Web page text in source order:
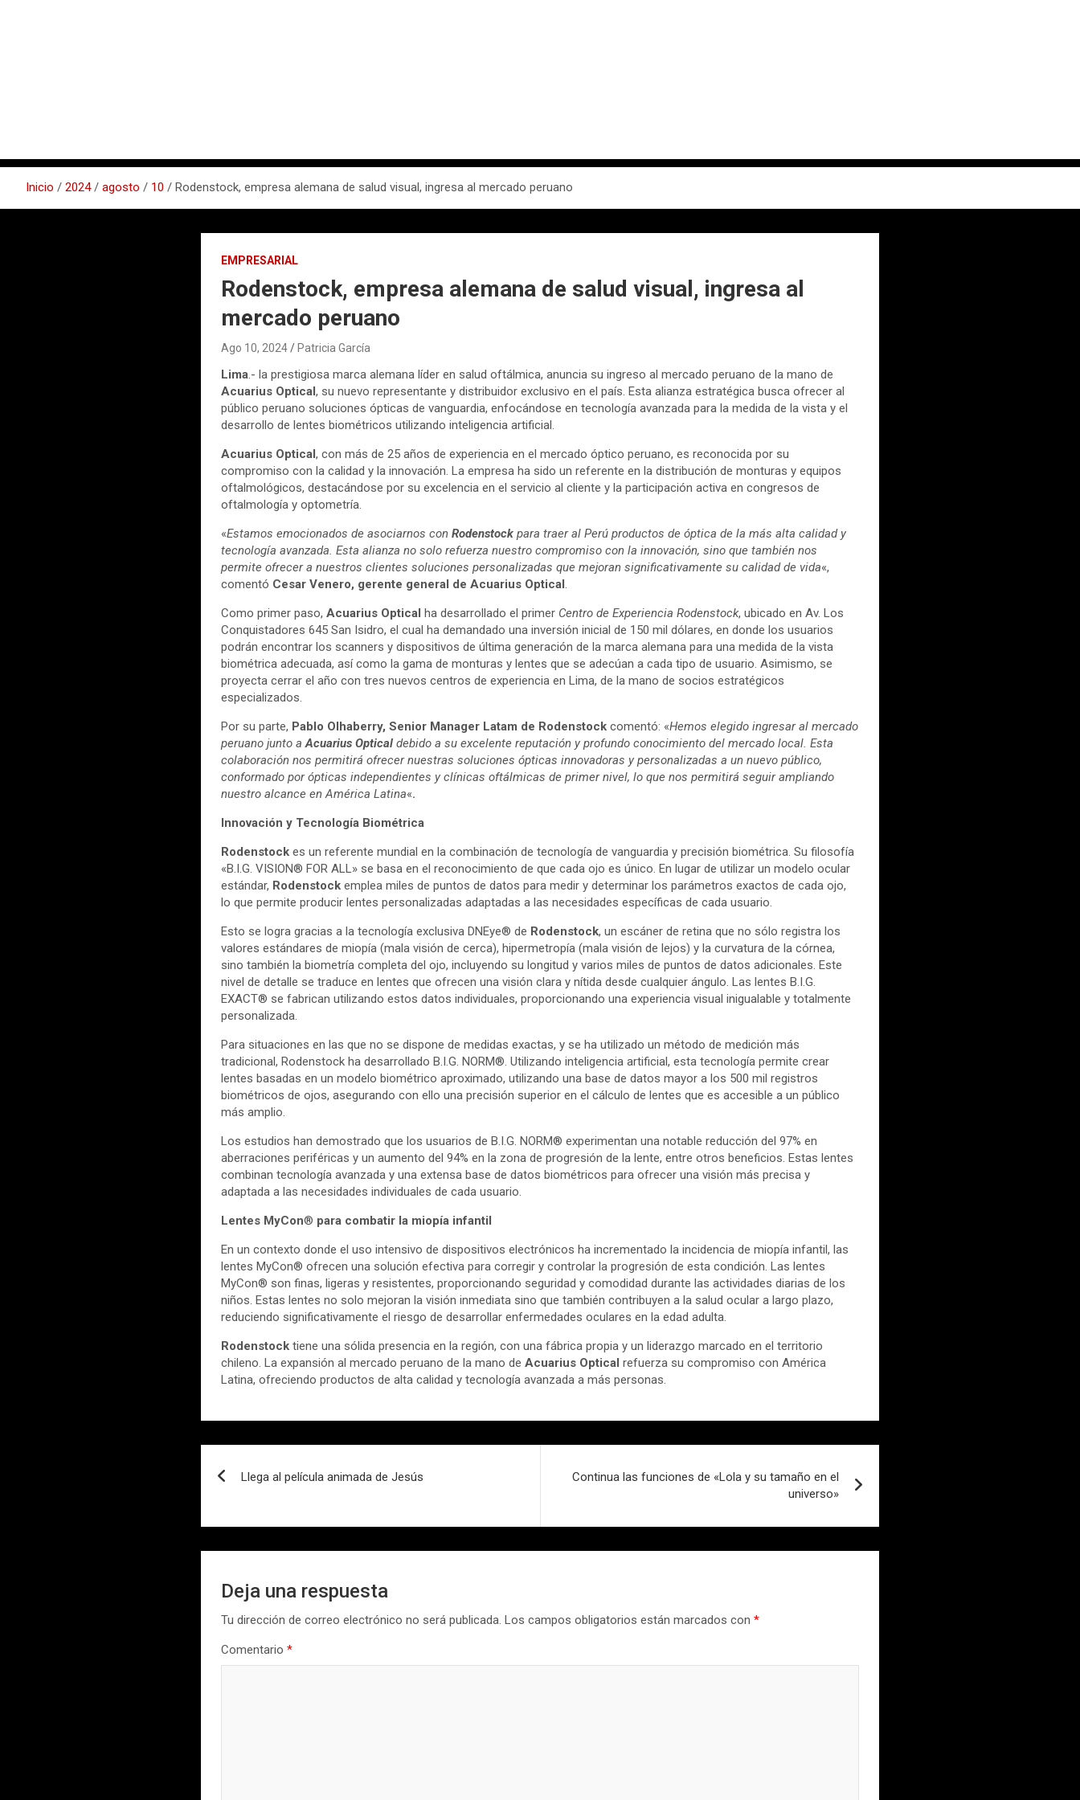
Inicio 2024 agosto 10 Rodenstock, empresa alemana de salud visual, ingresa al mercado peruano
EMPRESARIAL
Rodenstock, empresa alemana de salud visual, ingresa al
mercado peruano
Ago 10, 2024 Patricia García
Lima.- la prestigiosa marca alemana líder en salud oftálmica, anuncia su ingreso al mercado peruano de la mano de
Acuarius Optical, su nuevo representante y distribuidor exclusivo en el país. Esta alianza estratégica busca ofrecer al
público peruano soluciones ópticas de vanguardia, enfocándose en tecnología avanzada para la medida de la vista y el
desarrollo de lentes biométricos utilizando inteligencia artificial.
Acuarius Optical, con más de 25 años de experiencia en el mercado óptico peruano, es reconocida por su
compromiso con la calidad y la innovación. La empresa ha sido un referente en la distribución de monturas y equipos
oftalmológicos, destacándose por su excelencia en el servicio al cliente y la participación activa en congresos de
oftalmología y optometría.
«Estamos emocionados de asociarnos conRodenstock para traer al Perú productos de óptica de la más alta calidad y
tecnología avanzada. Esta alianza no solo refuerza nuestro compromiso con la innovación, sino que también nos
permite ofrecer a nuestros clientes soluciones personalizadas que mejoran significativamente su calidad de vida«,
comentó Cesar Venero, gerente general de Acuarius Optical.
Como primer paso,Acuarius Optical ha desarrollado el primer Centro de Experiencia Rodenstock, ubicado en Av. Los
Conquistadores 645 San Isidro, el cual ha demandado una inversión inicial de 150 mil dólares, en donde los usuarios
podrán encontrar los scanners y dispositivos de última generación de la marca alemana para una medida de la vista
biométrica adecuada, así como la gama de monturas y lentes que se adecúan a cada tipo de usuario. Asimismo, se
proyecta cerrar el año con tres nuevos centros de experiencia en Lima, de la mano de socios estratégicos
especializados.
Por su parte, Pablo Olhaberry, Senior Manager Latam de Rodenstock comentó: «Hemos elegido ingresar al mercado
peruano junto aAcuarius Optical debido a su excelente reputación y profundo conocimiento del mercado local. Esta
colaboración nos permitirá ofrecer nuestras soluciones ópticas innovadoras y personalizadas a un nuevo público,
conformado por ópticas independientes y clínicas oftálmicas de primer nivel, lo que nos permitirá seguir ampliando
nuestro alcance en América Latina«.
Innovación y Tecnología Biométrica
Rodenstock es un referente mundial en la combinación de tecnología de vanguardia y precisión biométrica. Su filosofía
«B.I.G. VISION® FOR ALL» se basa en el reconocimiento de que cada ojo es único. En lugar de utilizar un modelo ocular
estándar, Rodenstock emplea miles de puntos de datos para medir y determinar los parámetros exactos de cada ojo,
lo que permite producir lentes personalizadas adaptadas a las necesidades específicas de cada usuario.
Esto se logra gracias a la tecnología exclusiva DNEye® de Rodenstock, un escáner de retina que no sólo registra los
valores estándares de miopía (mala visión de cerca), hipermetropía (mala visión de lejos) y la curvatura de la córnea,
sino también la biometría completa del ojo, incluyendo su longitud y varios miles de puntos de datos adicionales. Este
nivel de detalle se traduce en lentes que ofrecen una visión clara y nítida desde cualquier ángulo. Las lentes B.I.G.
EXACT® se fabrican utilizando estos datos individuales, proporcionando una experiencia visual inigualable y totalmente
personalizada.
Para situaciones en las que no se dispone de medidas exactas, y se ha utilizado un método de medición más
tradicional, Rodenstock ha desarrollado B.I.G. NORM®. Utilizando inteligencia artificial, esta tecnología permite crear
lentes basadas en un modelo biométrico aproximado, utilizando una base de datos mayor a los 500 mil registros
biométricos de ojos, asegurando con ello una precisión superior en el cálculo de lentes que es accesible a un público
más amplio.
Los estudios han demostrado que los usuarios de B.I.G. NORM® experimentan una notable reducción del 97% en
aberraciones periféricas y un aumento del 94% en la zona de progresión de la lente, entre otros beneficios. Estas lentes
combinan tecnología avanzada y una extensa base de datos biométricos para ofrecer una visión más precisa y
adaptada a las necesidades individuales de cada usuario.
Lentes MyCon® para combatir la miopía infantil
En un contexto donde el uso intensivo de dispositivos electrónicos ha incrementado la incidencia de miopía infantil, las
lentes MyCon® ofrecen una solución efectiva para corregir y controlar la progresión de esta condición. Las lentes
MyCon® son finas, ligeras y resistentes, proporcionando seguridad y comodidad durante las actividades diarias de los
niños. Estas lentes no solo mejoran la visión inmediata sino que también contribuyen a la salud ocular a largo plazo,
reduciendo significativamente el riesgo de desarrollar enfermedades oculares en la edad adulta.
Rodenstock tiene una sólida presencia en la región, con una fábrica propia y un liderazgo marcado en el territorio
chileno. La expansión al mercado peruano de la mano deAcuarius Optical refuerza su compromiso con América
Latina, ofreciendo productos de alta calidad y tecnología avanzada a más personas.
entradas
Llega al película animada de Jesús
Continua las funciones de «Lola y su tamaño en el
universo»
Deja una respuesta
Tu dirección de correo electrónico no será publicada. Los campos obligatorios están marcados con*
Comentario*